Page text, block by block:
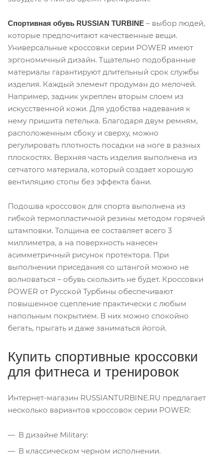
Спортивная обувь RUSSIAN TURBINE – выбор людей,
которые предпочитают качественные вещи.
Универсальные кроссовки серии POWER имеют
эргономичный дизайн. Тщательно подобранные
материалы гарантируют длительный срок службы
изделия. Каждый элемент продуман до мелочей.
Например, задник укреплен вторым слоем из
искусственной кожи. Для удобства надевания к
нему пришита петелька. Благодаря двум ремням,
расположенным сбоку и сверху, можно
регулировать плотность посадки на ноге в разных
плоскостях. Верхняя часть изделия выполнена из
сетчатого материала, который создает хорошую
вентиляцию стопы без эффекта бани.
Подошва кроссовок для спорта выполнена из
гибкой термопластичной резины методом горячей
штамповки. Толщина ее составляет всего 3
миллиметра, а на поверхность нанесен
асимметричный рисунок протектора. При
выполнении приседания со штангой можно не
волноваться – обувь скользить не будет. Кроссовки
POWER от Русской Турбины обеспечивают
повышенное сцепление практически с любым
напольным покрытием. В них можно спокойно
бегать, прыгать и даже заниматься йогой.
Купить спортивные кроссовки
для фитнеса и тренировок
Интернет-магазин RUSSIANTURBINE.RU предлагает
несколько вариантов кроссовок серии POWER:
В дизайне Military:
В классическом черном исполнении.